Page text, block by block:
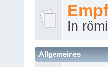
In
Allgemeines